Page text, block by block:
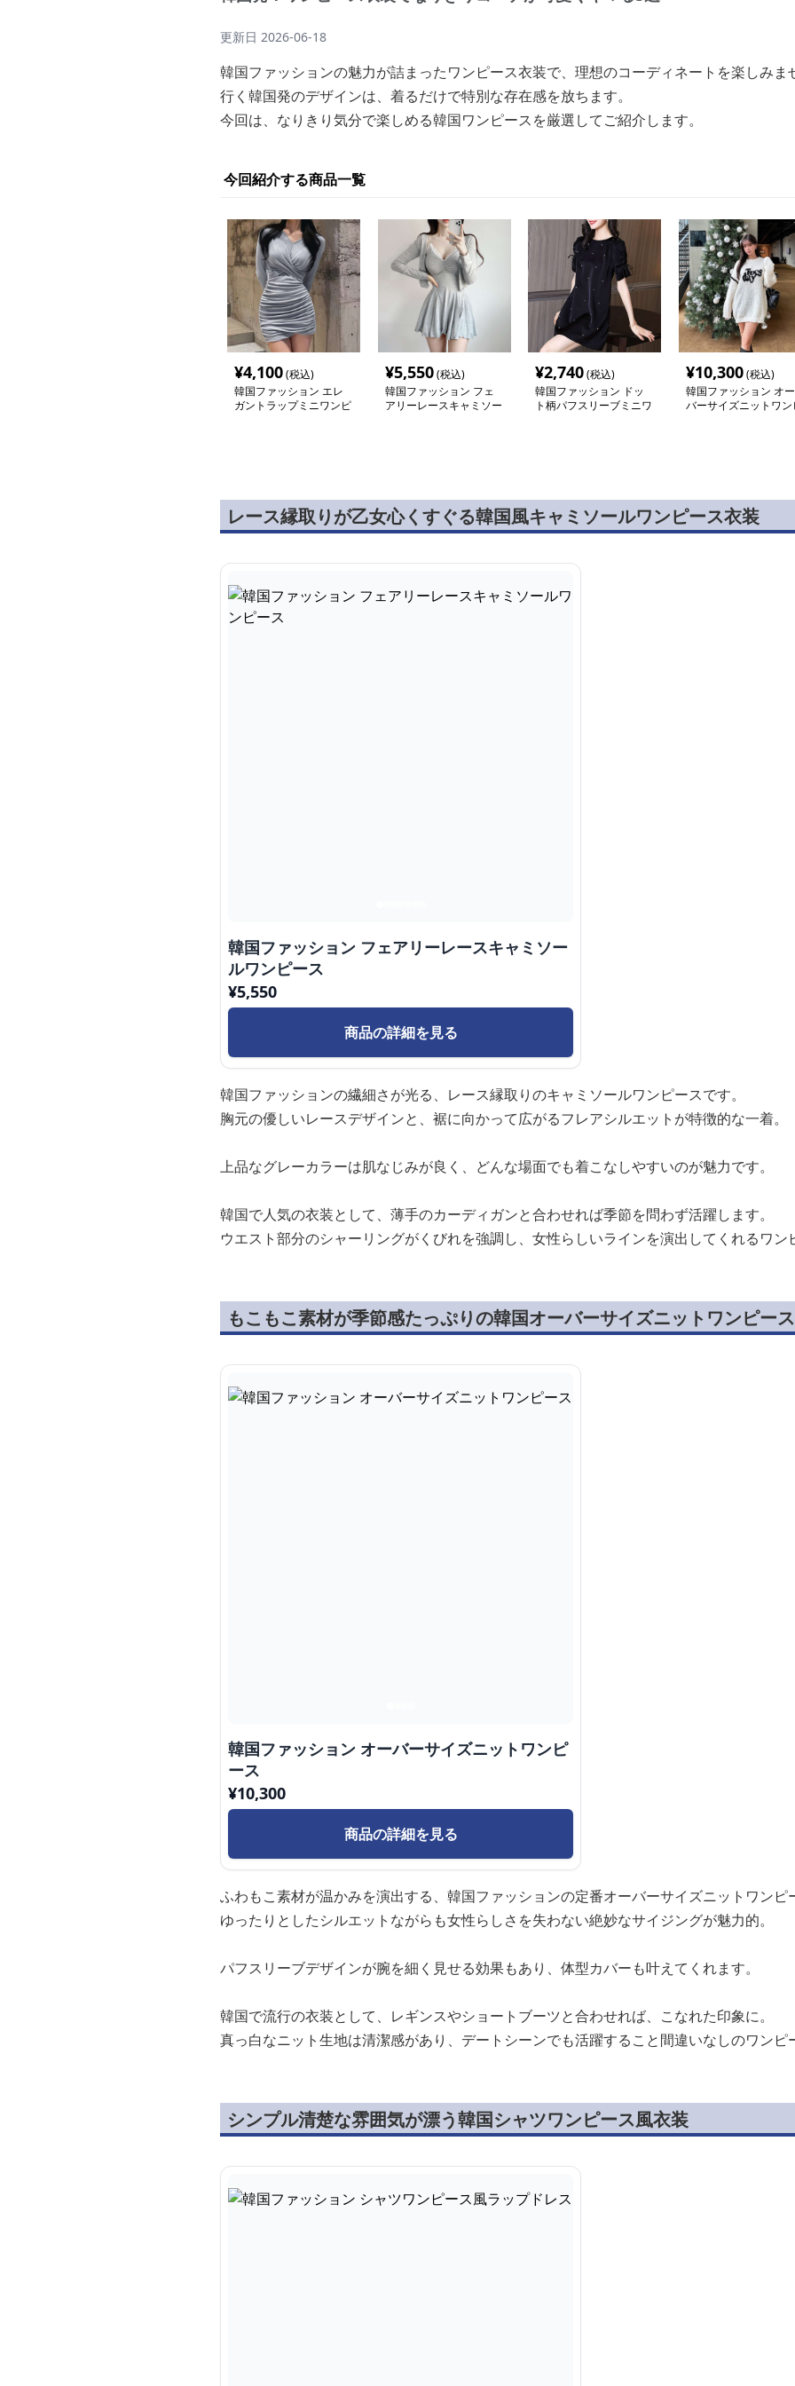
更新日 2026-06-18
韓国ファッションの魅力が詰まったワンピース衣装で、理想のコーディネートを楽しみま
行く韓国発のデザインは、着るだけで特別な存在感を放ちます。
今回は、なりきり気分で楽しめる韓国ワンピースを厳選してご紹介します。
今回紹介する商品一覧
¥4,100(税込)
韓国ファッション エレ
ガントラップミニワンピ
¥5,550(税込)
韓国ファッション フェ
アリーレースキャミソー
¥2,740(税込)
韓国ファッション ドッ
ト柄パフスリーブミニワ
¥10,300(税込)
韓国ファッション オー
バーサイズニットワン
レース縁取りが乙女心くすぐる韓国風キャミソールワンピース衣装
韓国ファッション フェアリーレースキャミソー
ルワンピース
¥5,550
商品の詳細を見る
韓国ファッションの繊細さが光る、レース縁取りのキャミソールワンピースです。
胸元の優しいレースデザインと、裾に向かって広がるフレアシルエットが特徴的な一着。
上品なグレーカラーは肌なじみが良く、どんな場面でも着こなしやすいのが魅力です。
韓国で人気の衣装として、薄手のカーディガンと合わせれば季節を問わず活躍します。
ウエスト部分のシャーリングがくびれを強調し、女性らしいラインを演出してくれるワン
もこもこ素材が季節感たっぷりの韓国オーバーサイズニットワンピー
韓国ファッション オーバーサイズニットワンピ
ース
¥10,300
商品の詳細を見る
ふわもこ素材が温かみを演出する、韓国ファッションの定番オーバーサイズニットワンピ
ゆったりとしたシルエットながらも女性らしさを失わない絶妙なサイジングが魅力的。
パフスリーブデザインが腕を細く見せる効果もあり、体型カバーも叶えてくれます。
韓国で流行の衣装として、レギンスやショートブーツと合わせれば、こなれた印象に。
真っ白なニット生地は清潔感があり、デートシーンでも活躍すること間違いなしのワンピ
シンプル清楚な雰囲気が漂う韓国シャツワンピース風衣装